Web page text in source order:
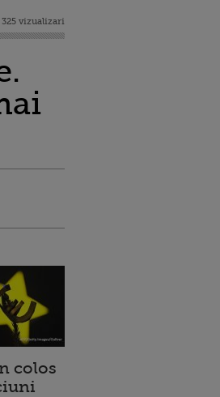
325 vizualizari
colos